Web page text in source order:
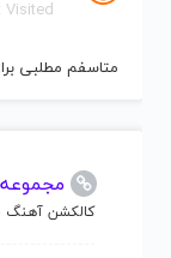
Visited
متاسفم مطلبی
کالکشن آهنگ